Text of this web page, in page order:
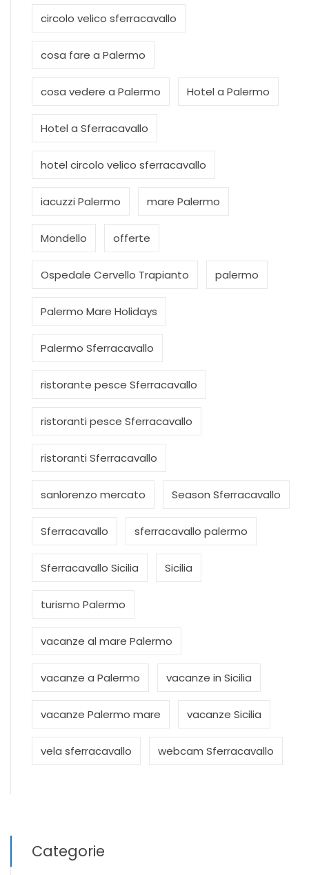
circolo velico sferracavallo
cosa fare a Palermo
cosa vedere a Palermo Hotel a Palermo
Hotel a Sferracavallo
hotel circolo velico sferracavallo
iacuzzi Palermo mare Palermo
Mondello offerte
Ospedale Cervello Trapianto palermo
Palermo Mare Holidays
Palermo Sferracavallo
ristorante pesce Sferracavallo
ristoranti pesce Sferracavallo
ristoranti Sferracavallo
sanlorenzo mercato Season Sferracavallo
Sferracavallo sferracavallo palermo
Sferracavallo Sicilia Sicilia
turismo Palermo
vacanze al mare Palermo
vacanze a Palermo vacanze in Sicilia
vacanze Palermo mare vacanze Sicilia
vela sferracavallo webcam Sferracavallo
Categorie